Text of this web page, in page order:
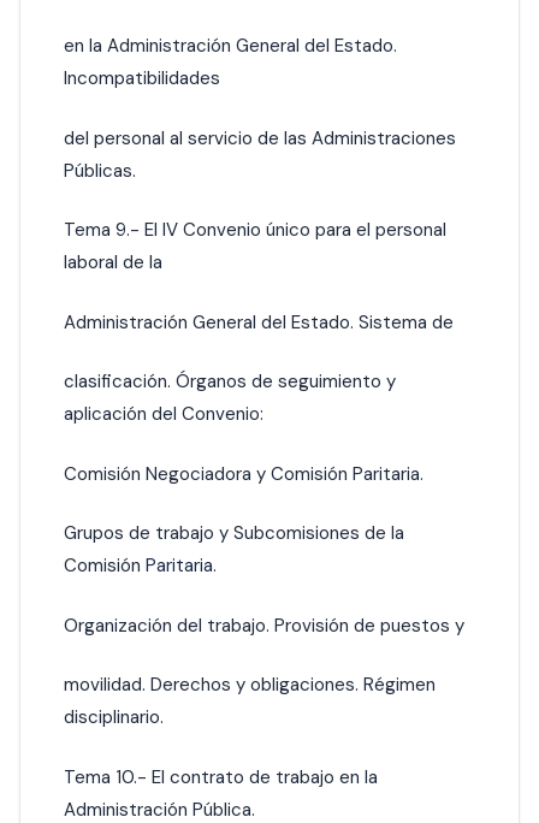
en la Administración General del Estado.
Incompatibilidades
del personal al servicio de las Administraciones
Públicas.
Tema 9.- El IV Convenio único para el personal
laboral de la
Administración General del Estado. Sistema de
clasificación. Órganos de seguimiento y
aplicación del Convenio:
Comisión Negociadora y Comisión Paritaria.
Grupos de trabajo y Subcomisiones de la
Comisión Paritaria.
Organización del trabajo. Provisión de puestos y
movilidad. Derechos y obligaciones. Régimen
disciplinario.
Tema 10.- El contrato de trabajo en la
Administración Pública.